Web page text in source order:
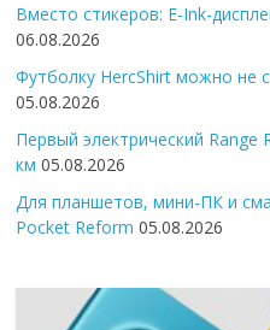
Вместо стикеров: E-Ink-
06.08.2026
Футболку HercShirt можно не
05.08.2026
Первый электрический Range
км 05.08.2026
Для планшетов, мини-ПК и
Pocket Reform 05.08.2026